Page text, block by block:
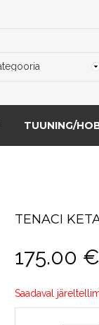
TUUNING/
TENACI
175.00 €
Saadaval